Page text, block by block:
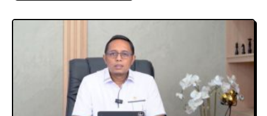
o
k
d
o
n
A
p
p
a